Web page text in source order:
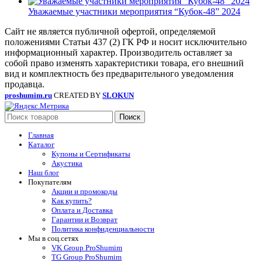
Уважаемые участники мероприятия “Кубок-48” 2024
Сайт не является публичной офертой, определяемой
положениями Статьи 437 (2) ГК РФ и носит исключительно
информационный характер. Производитель оставляет за
собой право изменять характеристики товара, его внешний
вид и комплектность без предварительного уведомления
продавца.
proshumim.ru CREATED BY SLOKUN
Поиск
Главная
Каталог
Купоны и Сертификаты
Акустика
Наш блог
Покупателям
Акции и промокоды
Как купить?
Оплата и Доставка
Гарантии и Возврат
Политика конфиденциальности
Мы в соц.сетях
VK Group ProShumim
TG Group ProShumim